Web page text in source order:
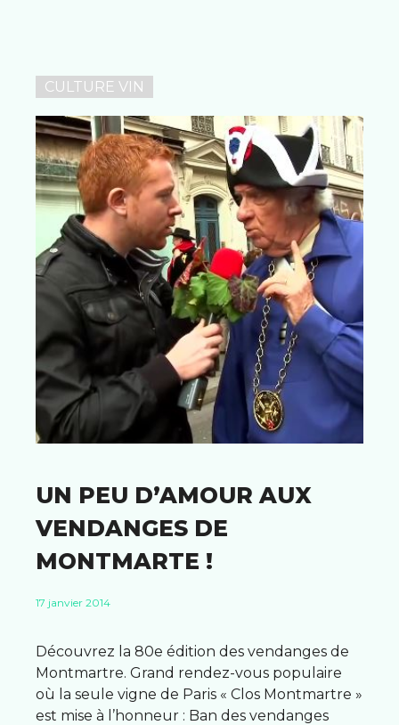
CULTURE VIN
UN PEU D’AMOUR AUX
VENDANGES DE
MONTMARTE !
17 janvier 2014
Découvrez la 80e édition des vendanges de
Montmartre. Grand rendez-vous populaire
où la seule vigne de Paris « Clos Montmartre »
est mise à l’honneur : Ban des vendanges